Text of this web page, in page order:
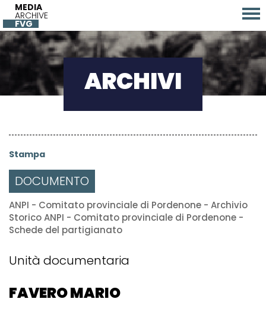
MEDIA
ARCHIVE
FVG
ARCHIVI
Stampa
DOCUMENTO
ANPI - Comitato provinciale di Pordenone - Archivio
Storico ANPI - Comitato provinciale di Pordenone -
Schede del partigianato
Unità documentaria
FAVERO MARIO